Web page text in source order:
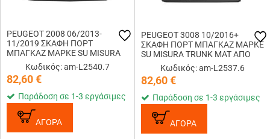
PEUGEOT 2008 06/2013-
11/2019 ΣΚΑΦΗ ΠΟΡΤ
ΜΠΑΓΚΑΖ ΜΑΡΚΕ SU MISURA
TRUNK MAT ΑΠΟ ΑΟΣΜΟ, ΜΗ
ΤΟΞΙΚΟ, ΟΙΚΟΛΟΓΙΚΟ ΚΑΙ
ΑΝΑΚΥΚΛΩΣΙΜΟ ΣΥΝΘΕΤΙΚΟ
ΛΑΣΤΙΧΟ LAMP...
Κωδικός: am-L2540.7
82,60€
Παράδοση σε 1-3 εργάσιμες
ΑΓΟΡΑ
PEUGEOT 3008 10/2016+
ΣΚΑΦΗ ΠΟΡΤ ΜΠΑΓΚΑΖ ΜΑΡΚΕ
SU MISURA TRUNK MAT ΑΠΟ
ΑΟΣΜΟ, ΜΗ ΤΟΞΙΚΟ,
ΟΙΚΟΛΟΓΙΚΟ ΚΑΙ
ΑΝΑΚΥΚΛΩΣΙΜΟ ΣΥΝΘΕΤΙΚΟ
ΛΑΣΤΙΧΟ LAMPA - 1 ΤΕΜ.
Κωδικός: am-L2537.6
82,60€
Παράδοση σε 1-3 εργάσιμες
ΑΓΟΡΑ